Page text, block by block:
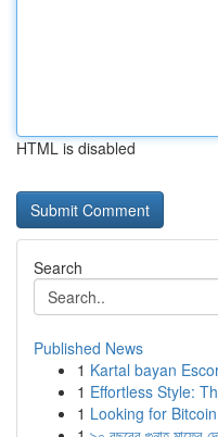
HTML is disabled
Search
Published News
1 Kartal bayan
1 Effortless Style:
1 Looking for